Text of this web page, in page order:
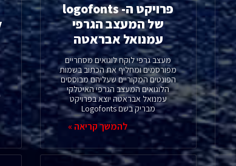
פרויקט ה- logofonts
של המעצב הגרפי
עמנואל אבראטה
מעצב גרפי לוקח לוגואים מסחריים
מפורסמים ומחליף את הכתוב בשמות
הפונטים המקוריים שעליהם מבוססים
הלוגואים המעצב הגרפי האיטלקי
עמנואל אבראטה יוצא בפרויקט
מבריק בשם Logofonts
להמשך קריאה »